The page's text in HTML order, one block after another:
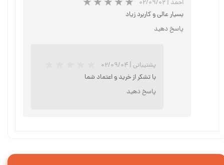
احمد | ۰۲/۰۹/۰۲
بسیار عالی و کاربرد زیاد
پاسخ دهید
پشتیبانی | ۰۲/۰۹/۰۴
با تشکر از خرید و اعتماد شما
پاسخ دهید